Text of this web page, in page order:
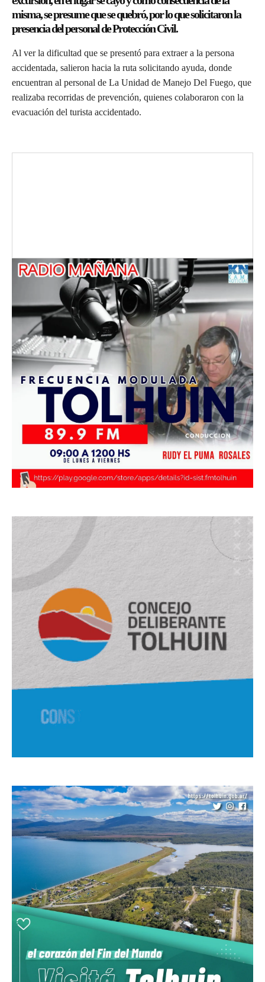
misma, se presume que se quebró, por lo que solicitaron la
presencia del personal de Protección Civil.
Al ver la dificultad que se presentó para extraer a la persona
accidentada, salieron hacia la ruta solicitando ayuda, donde
encuentran al personal de La Unidad de Manejo Del Fuego, que
realizaba recorridas de prevención, quienes colaboraron con la
evacuación del turista accidentado.